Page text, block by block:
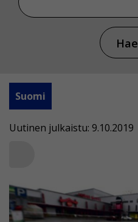
Hae
Suomi
Uutinen julkaistu: 9.10.2019